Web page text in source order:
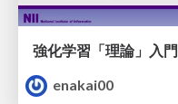
強化学習「理論」入門
enakai00